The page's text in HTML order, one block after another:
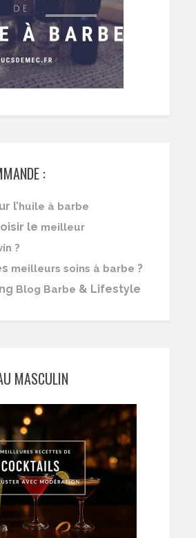
:
l’huile à barbe
le meilleur
?
meilleurs soins à barbe ?
Blog Barbe & Lifestyle
MASCULIN